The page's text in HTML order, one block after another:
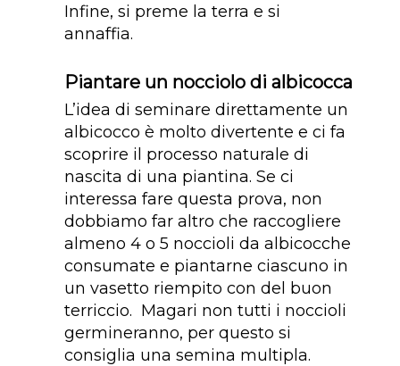
Infine, si preme la terra e si
annaffia.
Piantare un nocciolo di albicocca
L’idea di seminare direttamente un
albicocco è molto divertente e ci fa
scoprire il processo naturale di
nascita di una piantina. Se ci
interessa fare questa prova, non
dobbiamo far altro che raccogliere
almeno 4 o 5 noccioli da albicocche
consumate e piantarne ciascuno in
un vasetto riempito con del buon
terriccio. Magari non tutti i noccioli
germineranno, per questo si
consiglia una semina multipla.